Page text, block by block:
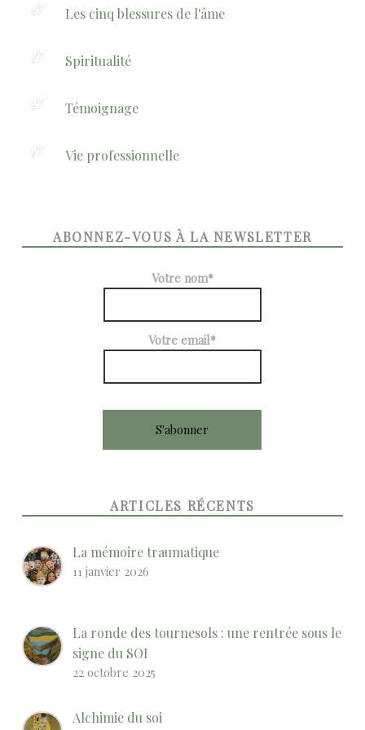
Les cinq blessures de l'âme
Spiritualité
Témoignage
Vie professionnelle
ABONNEZ-VOUS À LA NEWSLETTER
Votre nom*
Votre email*
ARTICLES RÉCENTS
La mémoire traumatique
11 janvier 2026
La ronde des tournesols : une rentrée sous le
signe du SOI
22 octobre 2025
Alchimie du soi